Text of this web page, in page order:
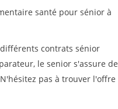
santé pour sénior à
contrats sénior
le senior s'assure de
pas à trouver l'offre